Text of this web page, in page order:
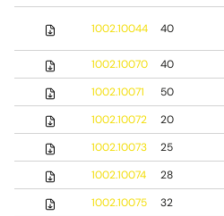
1002.10044 40
1002.10070 40
1002.10071
50
1002.10072
20
1002.10073
25
1002.10074
28
1002.10075
32